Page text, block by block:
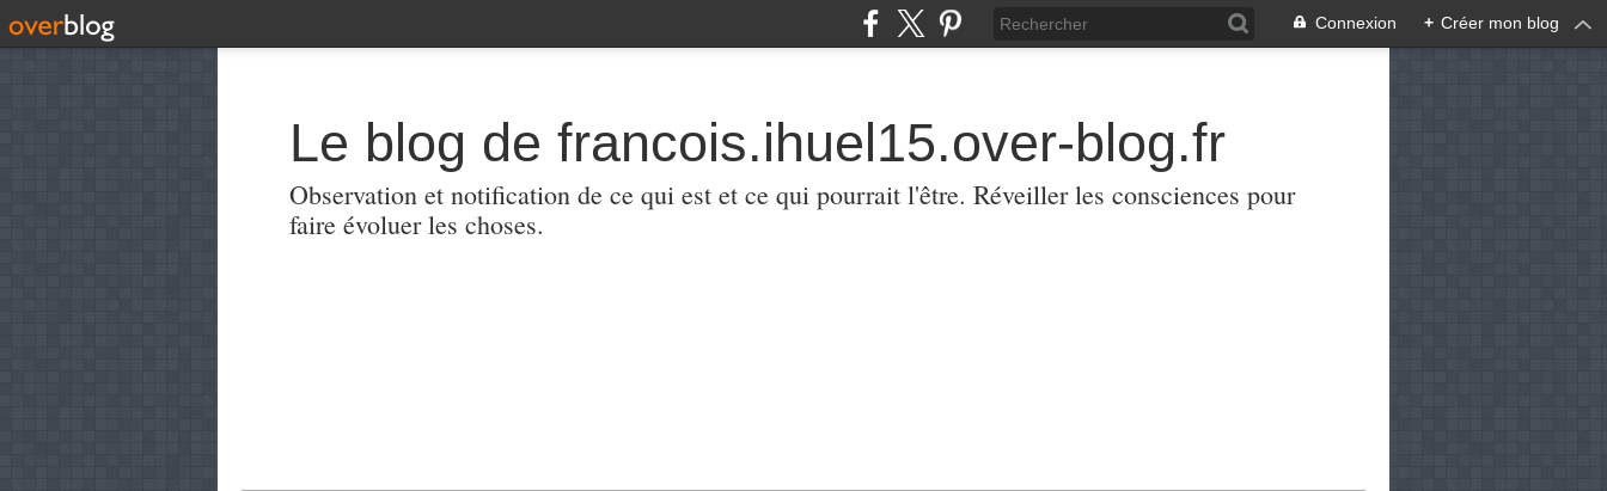
Connexion + Créer mon blog
Le blog de francois.ihuel15.over-blog.fr
Observation et notification de ce qui est et ce qui pourrait l'être. Réveiller les consciences pour
faire évoluer les choses.